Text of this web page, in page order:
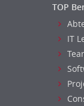
TOP
IT